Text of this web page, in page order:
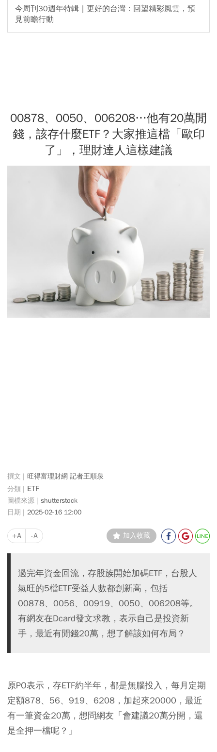
今周刊30週年特輯｜更好的台灣：回望精彩風雲，預
見前瞻行動
00878、0050、006208…他有20萬閒
錢，該存什麼ETF？大家推這檔「歐印
了」，理財達人這樣建議
旺得富理財網 記者王順泉
ETF
shutterstock
2025-02-16 12:00
+A -A 加入收藏
過完年資金回流，存股族開始加碼ETF，台股人
氣旺的5檔ETF受益人數都創新高，包括
00878、0056、00919、0050、006208等。
有網友在Dcard發文求教，表示自己是投資新
手，最近有閒錢20萬，想了解該如何布局？
原PO表示，存ETF約半年，都是無腦投入，每月定期
定額878、56、919、6208，加起來20000，最近
有一筆資金20萬，想問網友「會建議20萬分開，還
是全押一檔呢？」